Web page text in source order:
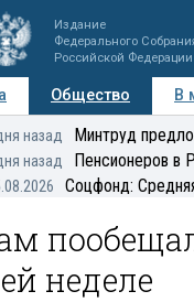
Издание
Федерального
Российской Федерации
Общество В
Мнения Регионы
назад Минтруд
назад Пенсионеров в
Соцфонд:
неделе